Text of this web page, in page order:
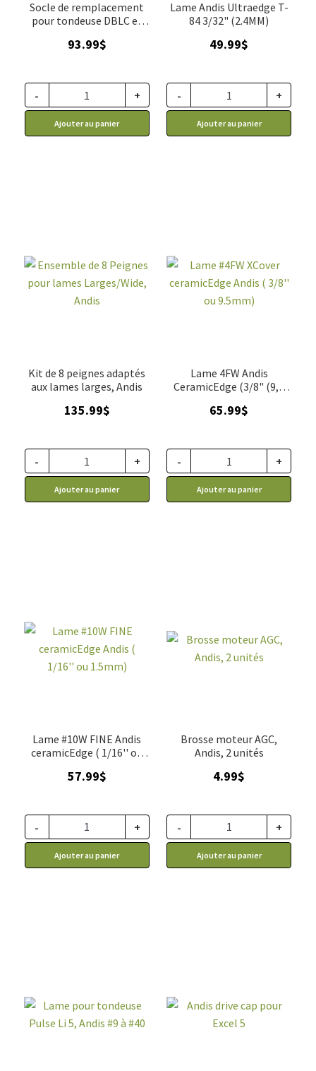
Socle de remplacement
pour tondeuse DBLC et
93.99$
- +
Ajouter au panier
Lame Andis Ultraedge T-
84 3/32" (2.4MM)
49.99$
- +
Ajouter au panier
Kit de 8 peignes adaptés
aux lames larges, Andis
135.99$
- +
Ajouter au panier
Lame 4FW Andis
CeramicEdge (3/8" (9,5
65.99$
- +
Ajouter au panier
Lame #10W FINE Andis
ceramicEdge ( 1/16'' ou
57.99$
- +
Ajouter au panier
Brosse moteur AGC,
Andis, 2 unités
4.99$
- +
Ajouter au panier